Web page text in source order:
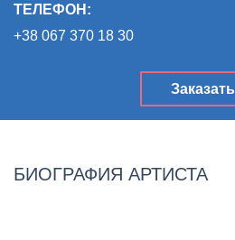
ТЕЛЕФОН:
+38 067 370 18 30
Заказать
БИОГРАФИЯ АРТИСТА